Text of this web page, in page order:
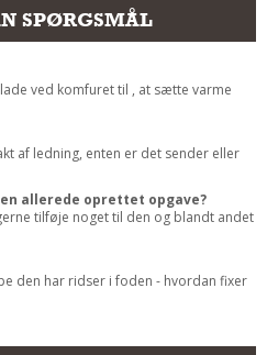
SPØRGSMÅL
ved komfuret til , at sætte varme
af ledning, enten er det sender eller
allerede oprettet opgave?
tilføje noget til den og blandt andet
den har ridser i foden - hvordan fixer